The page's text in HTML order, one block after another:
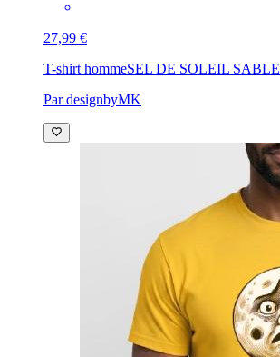
27,99 €
T-shirt hommeSEL DE SOLEIL SABLE
Par designbyMK